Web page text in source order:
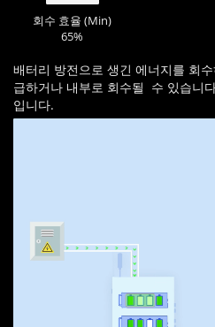
회수 효율 (Min)
65%
배터리 방전으로 생긴 에너지를 회
급하거나 내부로 회수될 수 있습니
입니다.